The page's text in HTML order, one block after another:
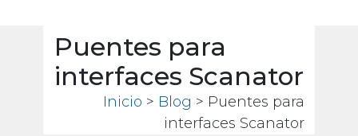
Puentes para
interfaces Scanator
Inicio > Blog > Puentes para
interfaces Scanator